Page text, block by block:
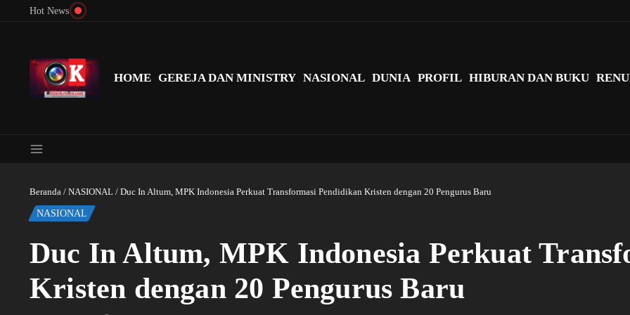
Lewati ke konten
Hot News
HOME GEREJA DAN MINISTRY NASIONAL DUNIA PROFIL HIBURAN DAN BUKU
Beranda / NASIONAL / Duc In Altum, MPK Indonesia Perkuat Transformasi Pendidikan Kristen dengan 20 Pengurus Baru
NASIONAL
Duc In Altum, MPK Indonesia Perkuat
Kristen dengan 20 Pengurus Baru